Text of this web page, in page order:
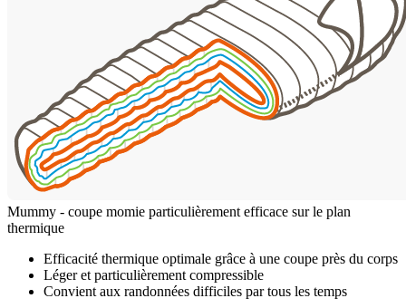
Mummy - coupe momie particulièrement efficace sur le plan
thermique
Efficacité thermique optimale grâce à une coupe près du corps
Léger et particulièrement compressible
Convient aux randonnées difficiles par tous les temps